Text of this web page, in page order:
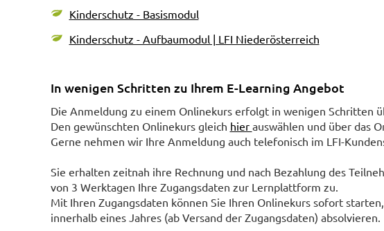
Kinderschutz - Basismodul
Kinderschutz - Aufbaumodul | LFI Niederösterreich
In wenigen Schritten zu Ihrem E-Learning Angebot
Die Anmeldung zu einem Onlinekurs erfolgt in wenigen Schritten
Den gewünschten Onlinekurs gleich hier auswählen und über das
Gerne nehmen wir Ihre Anmeldung auch telefonisch im LFI-
Sie erhalten zeitnah ihre Rechnung und nach Bezahlung des
von 3 Werktagen Ihre Zugangsdaten zur Lernplattform zu.
Mit Ihren Zugangsdaten können Sie Ihren Onlinekurs sofort
innerhalb eines Jahres (ab Versand der Zugangsdaten) absolvieren.